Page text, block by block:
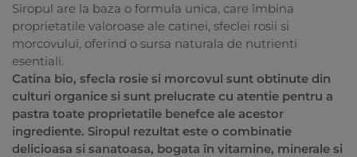
Siropul are la baza o formula unica, care îmbina
proprietatile valoroase ale catinei, sfeclei rosii si
morcovului, oferind o sursa naturala de nutrienti
esentiali.
Catina bio, sfecla rosie si morcovul sunt obtinute din
culturi organice si sunt prelucrate cu atentie pentru a
pastra toate proprietatile benefce ale acestor
ingrediente. Siropul rezultat este o combinatie
delicioasa si sanatoasa, bogata în vitamine, minerale si